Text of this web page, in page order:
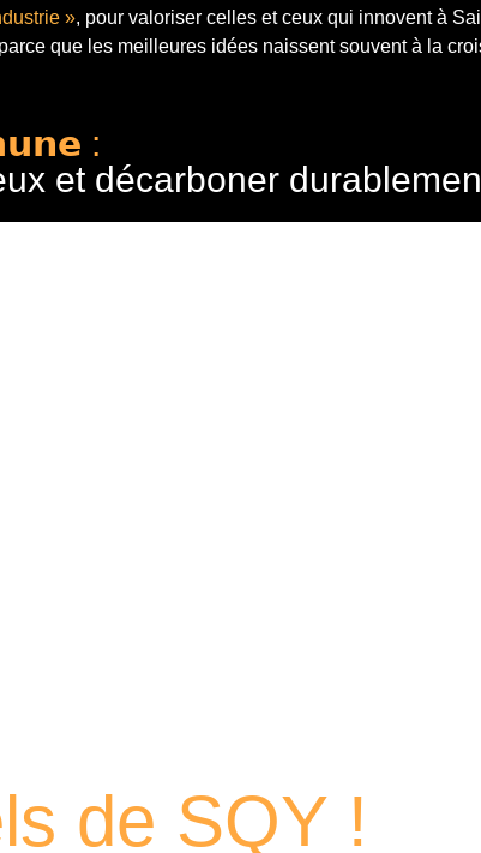
», pour valoriser celles et ceux qui innovent à
que les meilleures idées naissent souvent à la
:
et décarboner
de SQY !